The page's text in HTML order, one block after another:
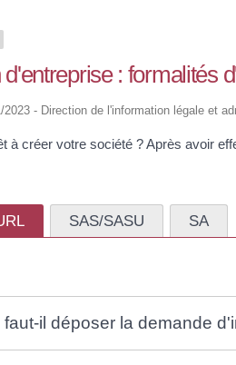
: formalités
2023 - Direction de l'information légale et
à créer votre société ? Après avoir
SAS/SASU SA
faut-il déposer la demande